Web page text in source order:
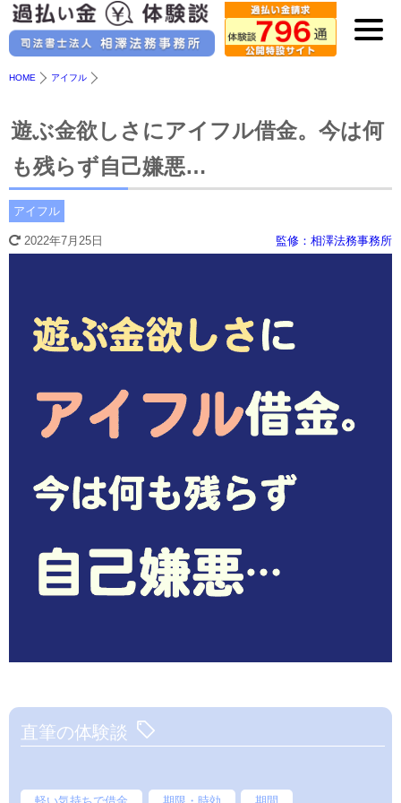
HOME アイフル
遊ぶ金欲しさにアイフル借金。今は何
も残らず自己嫌悪…
アイフル
2022年7月25日 監修：相澤法務事務所
直筆の体験談